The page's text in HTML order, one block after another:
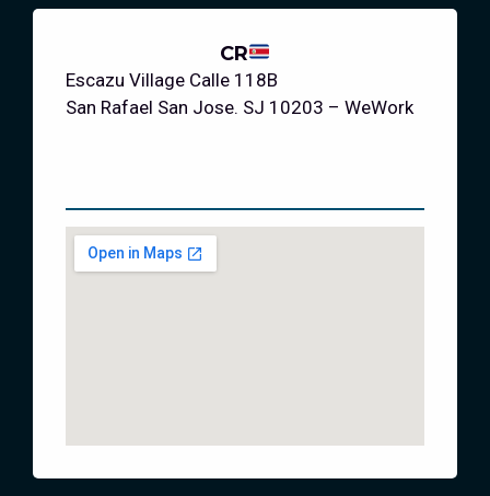
CR
Escazu Village Calle 118B
San Rafael San Jose. SJ 10203 – WeWork